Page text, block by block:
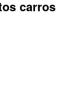
carros